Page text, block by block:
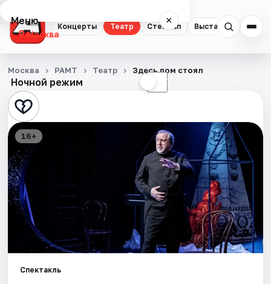
Концерты Театр Стендап Выставки
Меню ×
Москва
Концерты
Театр
Стендап
Выставки
Квесты
Экскурсии
Спорт
Ночной режим ☾
Москва РАМТ Театр Здесь дом стоял
16+
Спектакль